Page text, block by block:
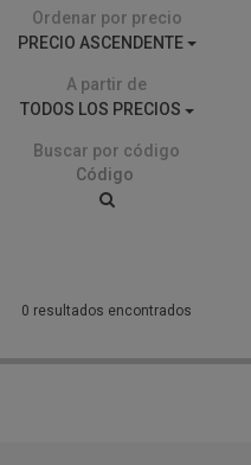
Ordenar por precio
PRECIO ASCENDENTE
A partir de
TODOS LOS PRECIOS
Buscar por código
0 resultados encontrados